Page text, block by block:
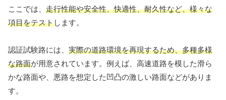
ここでは、 走行性能や安全性、快適性、耐久性など、様々な
項目をテストします。
認証試験路には、 実際の道路環境を再現するため、多種多様
な路面が用意されています。例えば、高速道路を模した滑ら
かな路面や、悪路を想定した凹凸の激しい路面などがありま
す。